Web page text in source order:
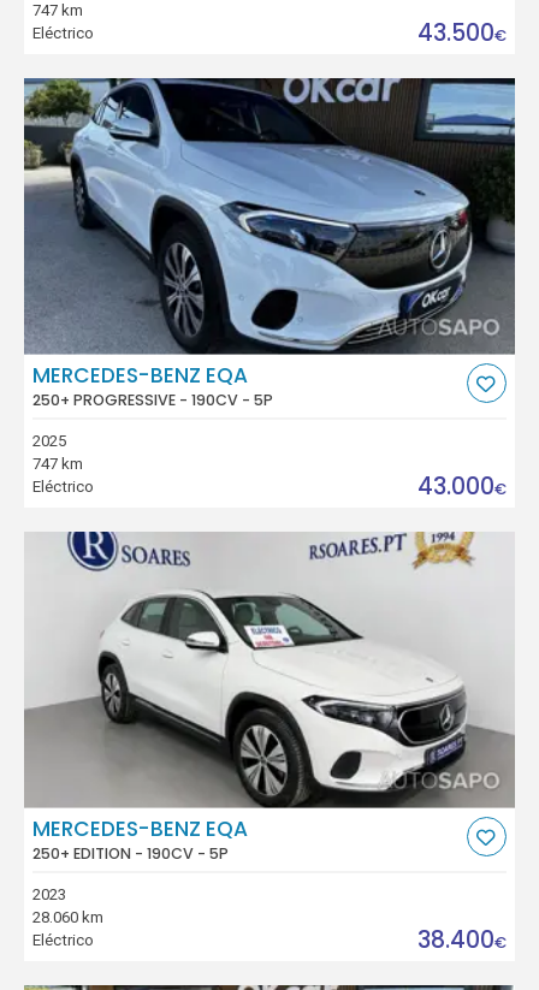
747 km
Eléctrico
43.500€
MERCEDES-BENZ EQA
250+ PROGRESSIVE - 190CV - 5P
2025
747 km
Eléctrico
43.000€
MERCEDES-BENZ EQA
250+ EDITION - 190CV - 5P
2023
28.060 km
Eléctrico
38.400€